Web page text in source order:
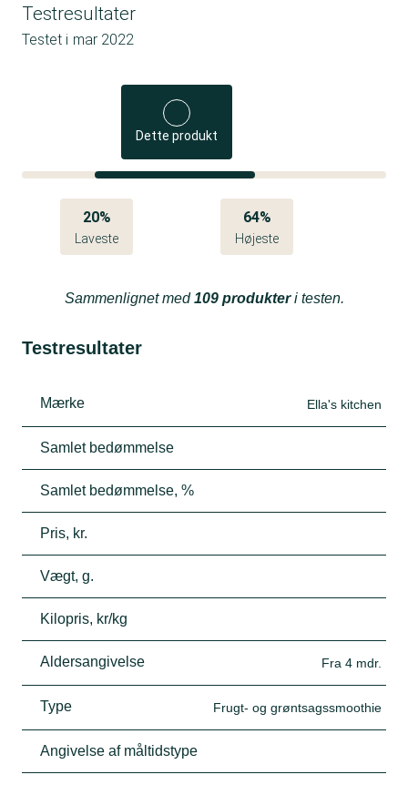
Testresultater
Testet i mar 2022
Dette produkt
20%
Laveste
64%
Højeste
Sammenlignet med109 produkteri testen.
Testresultater
Mærke Ella's kitchen
Samlet bedømmelse
Samlet bedømmelse, %
Pris, kr.
Vægt, g.
Kilopris, kr/kg
Aldersangivelse Fra 4 mdr.
Type Frugt- og grøntsagssmoothie
Angivelse af måltidstype